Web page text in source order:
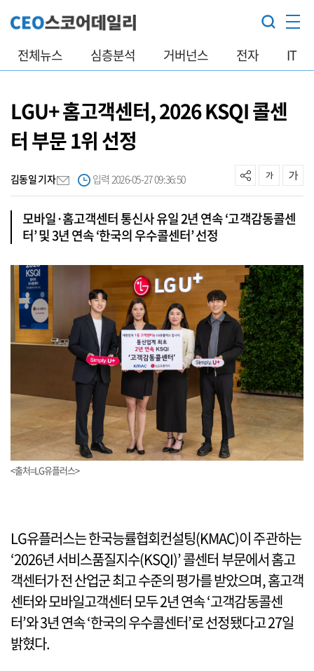
전체뉴스 심층분석 거버넌스 전자 IT
LGU+ 홈고객센터, 2026 KSQI 콜센
터 부문 1위 선정
김동일 기자 입력 2026-05-27 09:36:50
모바일·홈고객센터 통신사 유일 2년 연속 ‘고객감동콜센
터’ 및 3년 연속 ‘한국의 우수콜센터’ 선정
<출처=LG유플러스>
LG유플러스는 한국능률협회컨설팅(KMAC)이 주관하는
‘2026년 서비스품질지수(KSQI)’ 콜센터 부문에서 홈고
객센터가 전 산업군 최고 수준의 평가를 받았으며, 홈고객
센터와 모바일고객센터 모두 2년 연속 ‘고객감동콜센
터’와 3년 연속 ‘한국의 우수콜센터’로 선정됐다고 27일
밝혔다.